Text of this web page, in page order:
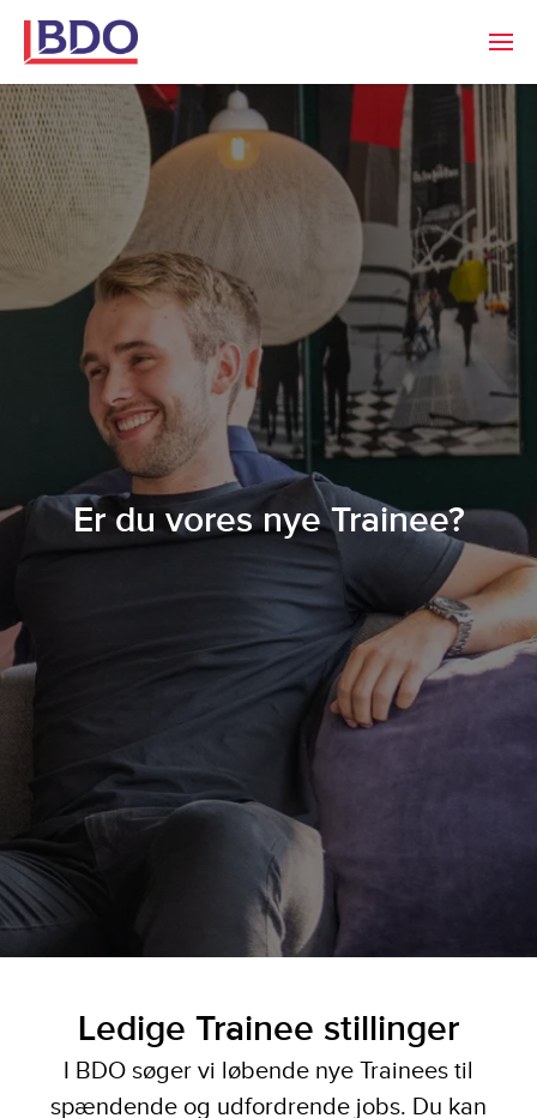
Er du vores nye Trainee?
Ledige Trainee stillinger
I BDO søger vi løbende nye Trainees til
spændende og udfordrende jobs. Du kan